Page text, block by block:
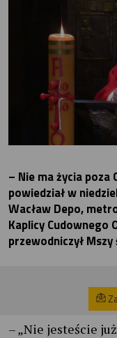
– Nie ma życia poza
powiedział w
Wacław Depo,
Kaplicy Cudownego
przewodniczył Mszy
– „Nie jesteście